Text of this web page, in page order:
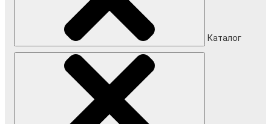
Каталог